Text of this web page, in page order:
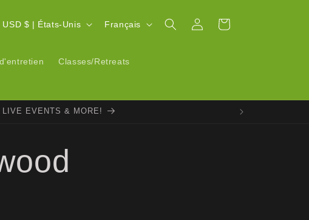
Classes/Retreats
P
USD $ | États-Unis
n
u
e
Français ConnexionPanier
EVENTS & MORE!